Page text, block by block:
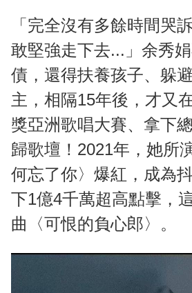
「完全沒有多餘時間哭
敢堅強走下去...」余秀
債，還得扶養孩子、躲
主，相隔15年後，才又
獎亞洲歌唱大賽、拿下
歸歌壇！2021年，她所
何忘了你〉爆紅，成為
下1億4千萬超高點擊，
曲〈可恨的負心郎〉。